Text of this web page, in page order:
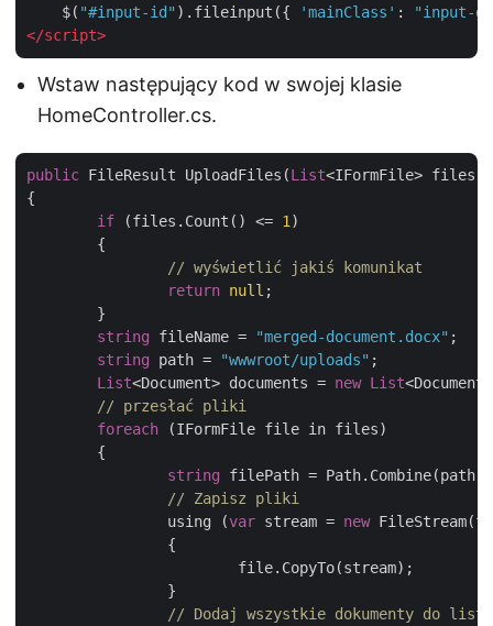
    $(
"#input-id" ).fileinput({ 'mainClass' :
"input-
</script>
Wstaw następujący kod w swojej klasie
HomeController.cs.
public FileResult UploadFiles(List<IFormFile> files,
{
if (files.Count() <= 1)
// wyświetlić jakiś komunikat
return null ;
string fileName = "merged-document.docx" ;
string path = "wwwroot/uploads" ;
List<Document> documents = new List
// przesłać pliki
foreach (IFormFile file in files)
string filePath =
// Zapisz pliki
		using (
var stream = new
// Dodaj wszystkie dokumenty do listy